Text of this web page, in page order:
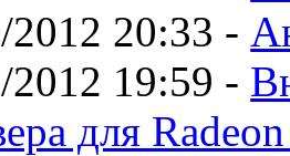
2012 20:33 -
2012 19:59 -
для